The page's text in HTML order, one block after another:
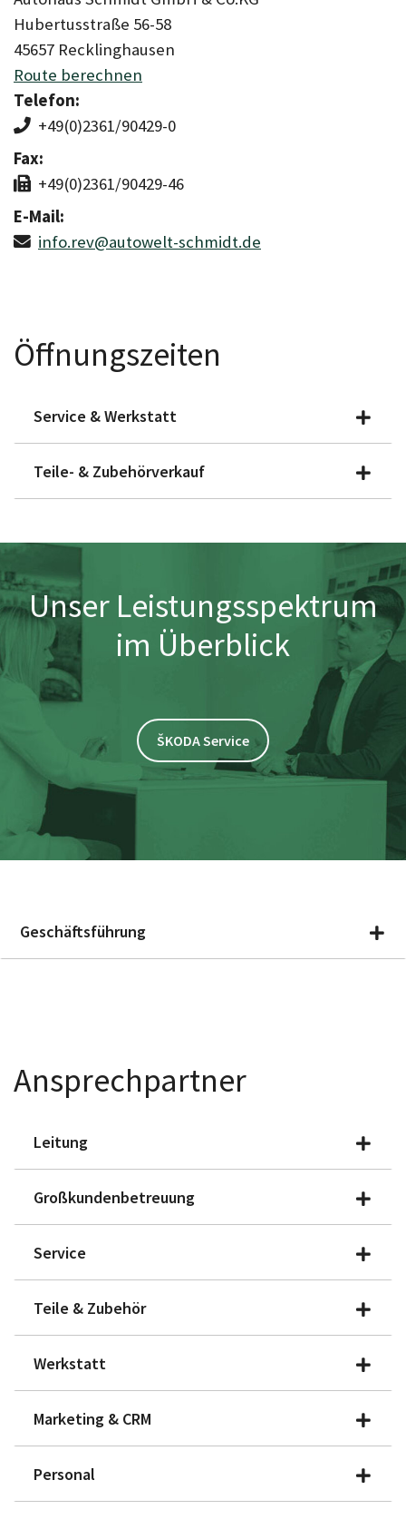
Hubertusstraße 56-58
45657 Recklinghausen
Route berechnen
Telefon:
+49(0)2361/90429-0
Fax:
+49(0)2361/90429-46
E-Mail:
info.rev@autowelt-schmidt.de
Öffnungszeiten
Service & Werkstatt
Teile- & Zubehörverkauf
Unser Leistungsspektrum
im Überblick
ŠKODA Service
Geschäftsführung
Ansprechpartner
Leitung
Großkundenbetreuung
Service
Teile & Zubehör
Werkstatt
Marketing & CRM
Personal